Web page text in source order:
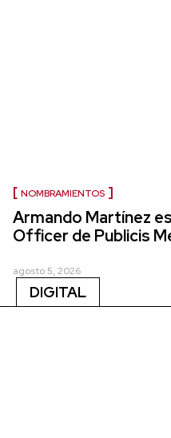
NOMBRAMIENTOS
Armando Martínez
Officer de Publicis
agosto 5, 2026
DIGITAL